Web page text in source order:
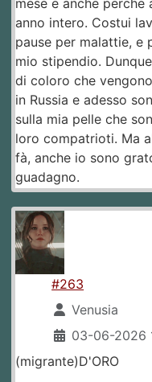
anno intero. Costui
pause per malattie, e
mio stipendio.
di coloro che
in Russia e adesso
sulla mia pelle che
loro compatrioti. Ma
fà, anche io sono
guadagno.
#263
Venusia
03-06-2026
(migrante)D'ORO